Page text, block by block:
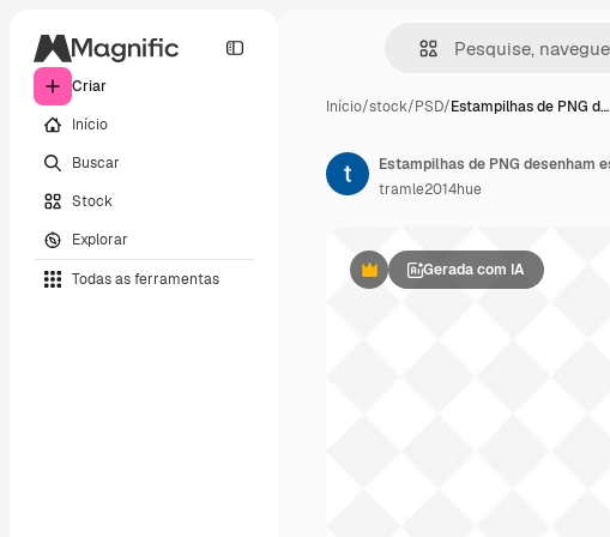
Criar
Início
Buscar
Stock
Explorar
Todas as ferramentas
Início/stock/PSD/Estampilhas de PNG d…
PremiumGerada com IA
tramle2014hue